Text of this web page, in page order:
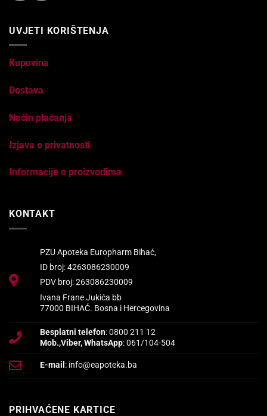
UVJETI KORIŠTENJA
Kupovina
Dostava
Način plaćanja
Izjava o privatnosti
Informacije o proizvodima
KONTAKT
PZU Apoteka Europharm Bihać,
ID broj: 4263086230009
PDV broj: 263086230009
Ivana Frane Jukića bb
77000 BIHAĆ. Bosna i Hercegovina
Besplatni telefon: 0800 211 12
Mob.,Viber, WhatsApp: 061/104-504
E-mail : info@eapoteka.ba
PRIHVAĆENE KARTICE